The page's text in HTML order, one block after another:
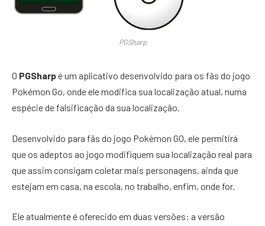
PGSharp
O PGSharpé um aplicativo desenvolvido para os fãs do jogo
Pokémon Go, onde ele modifica sua localização atual, numa
espécie de falsificação da sua localização.
Desenvolvido para fãs do jogo Pokémon GO, ele permitirá
que os adeptos ao jogo modifiquem sua localização real para
que assim consigam coletar mais personagens, ainda que
estejam em casa, na escola, no trabalho, enfim, onde for.
Ele atualmente é oferecido em duas versões: a versão